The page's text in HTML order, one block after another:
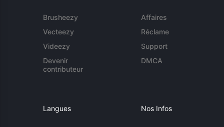
Brusheezy
Vecteezy
Videezy
Devenir
contributeur
Affaires
Réclame
Support
DMCA
Langues Nos Infos